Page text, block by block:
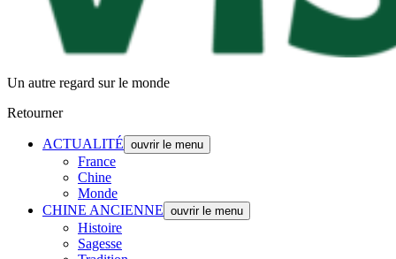
Un autre regard sur le monde
Retourner
ACTUALITÉ ouvrir le menu
France
Chine
Monde
CHINE ANCIENNE ouvrir le menu
Histoire
Sagesse